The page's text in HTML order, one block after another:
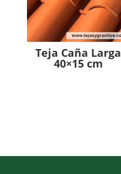
Teja Caña Larga
40×15 cm